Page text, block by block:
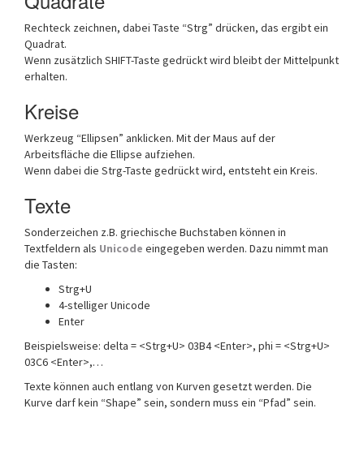
Rechteck zeichnen, dabei Taste “Strg” drücken, das ergibt ein
Quadrat.
Wenn zusätzlich SHIFT-Taste gedrückt wird bleibt der Mittelpunkt
erhalten.
Kreise
Werkzeug “Ellipsen” anklicken. Mit der Maus auf der
Arbeitsfläche die Ellipse aufziehen.
Wenn dabei die Strg-Taste gedrückt wird, entsteht ein Kreis.
Texte
Sonderzeichen z.B. griechische Buchstaben können in
Textfeldern als Unicode eingegeben werden. Dazu nimmt man
die Tasten:
Strg+U
4-stelliger Unicode
Enter
Beispielsweise: delta = <Strg+U> 03B4 <Enter>, phi = <Strg+U>
03C6 <Enter>,…
Texte können auch entlang von Kurven gesetzt werden. Die
Kurve darf kein “Shape” sein, sondern muss ein “Pfad” sein.